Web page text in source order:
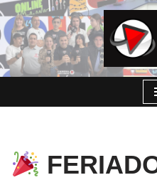
Saltar
al
contenido